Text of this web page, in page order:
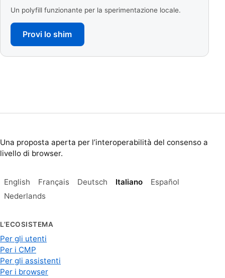
Un polyfill funzionante per la sperimentazione locale.
Provi lo shim
Una proposta aperta per l’interoperabilità del consenso a
livello di browser.
English Français Deutsch Italiano
Español
Nederlands
L’ECOSISTEMA
Per gli utenti
Per i CMP
Per gli assistenti
Per i browser